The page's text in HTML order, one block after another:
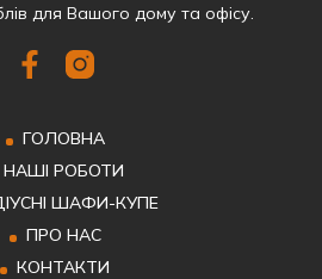
для Вашого дому та офісу.
ГОЛОВНА
НАШІ РОБОТИ
ШАФИ-КУПЕ
ПРО НАС
КОНТАКТИ